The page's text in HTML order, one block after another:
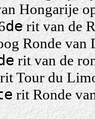
Hongarije
derit van de
Ronde van
rit van de
Tour du
rit Ronde